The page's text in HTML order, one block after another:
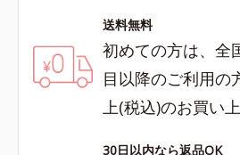
送料無料
初めての方は、全
目以降のご利用の
上(税込)のお買い
30日以内なら返品OK